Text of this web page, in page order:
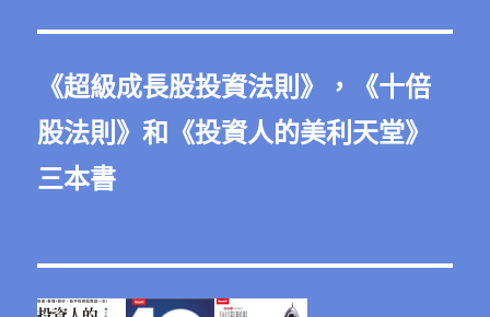
《超級成長股投資法則 》，《十倍
股法則 》和《投資人的美利天堂》
三本書